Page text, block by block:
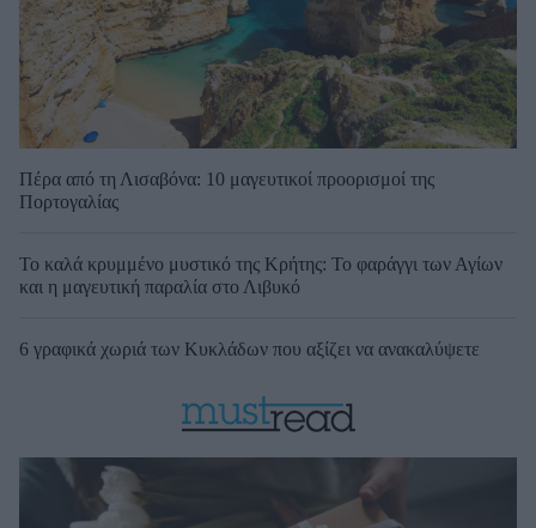
Πέρα από τη Λισαβόνα: 10 μαγευτικοί προορισμοί της
Πορτογαλίας
Το καλά κρυμμένο μυστικό της Κρήτης: Το φαράγγι των Αγίων
και η μαγευτική παραλία στο Λιβυκό
6 γραφικά χωριά των Κυκλάδων που αξίζει να ανακαλύψετε